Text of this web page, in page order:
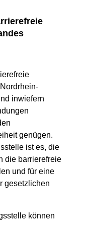
inwiefern
genügen.
ist es, die
die barrierefreie
und für eine
gesetzlichen
können